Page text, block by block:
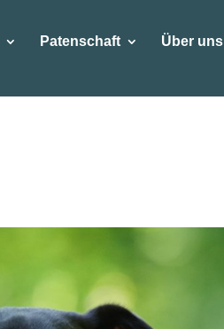
Patenschaft Über uns